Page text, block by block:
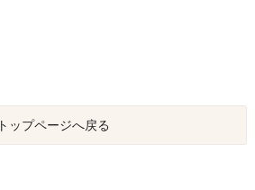
トップページへ戻る